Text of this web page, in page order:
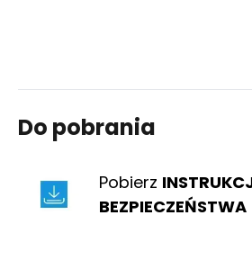
Do pobrania
Pobierz
BEZPIECZEŃSTWA